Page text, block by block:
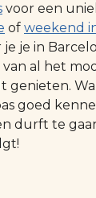
voor een
of weekend
je in
al het
genieten.
goed
durft te